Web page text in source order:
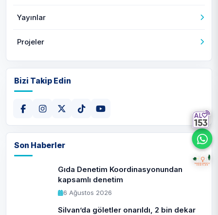
Yayınlar
Projeler
Bizi Takip Edin
Son Haberler
Gıda Denetim Koordinasyonundan
kapsamlı denetim
6 Ağustos 2026
Silvan’da göletler onarıldı, 2 bin dekar